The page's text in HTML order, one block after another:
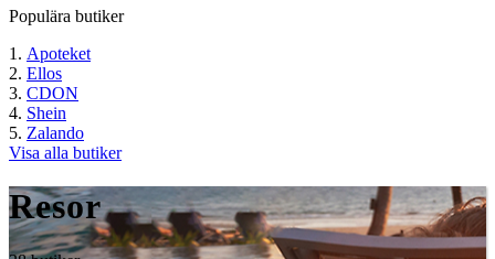
Populära butiker
Apoteket
Ellos
CDON
Shein
Zalando
Visa alla butiker
Resor